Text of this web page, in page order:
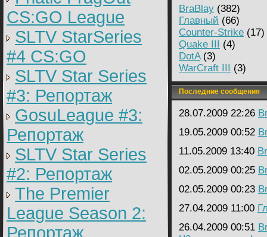
CS:GO League
SLTV StarSeries
#4 CS:GO
SLTV Star Series
#3: Репортаж
GosuLeague #3:
Репортаж
SLTV Star Series
#2: Репортаж
The Premier
League Season 2:
Репортаж
BraBlay (382)
Главный (66)
Counter-Strike (17)
Quake III (4)
DotA(3)
WarCraft III (3)
Последние сообщения
28.07.2009 22:26
19.05.2009 00:52
11.05.2009 13:40
02.05.2009 00:25
02.05.2009 00:23
27.04.2009 11:00
26.04.2009 00:51